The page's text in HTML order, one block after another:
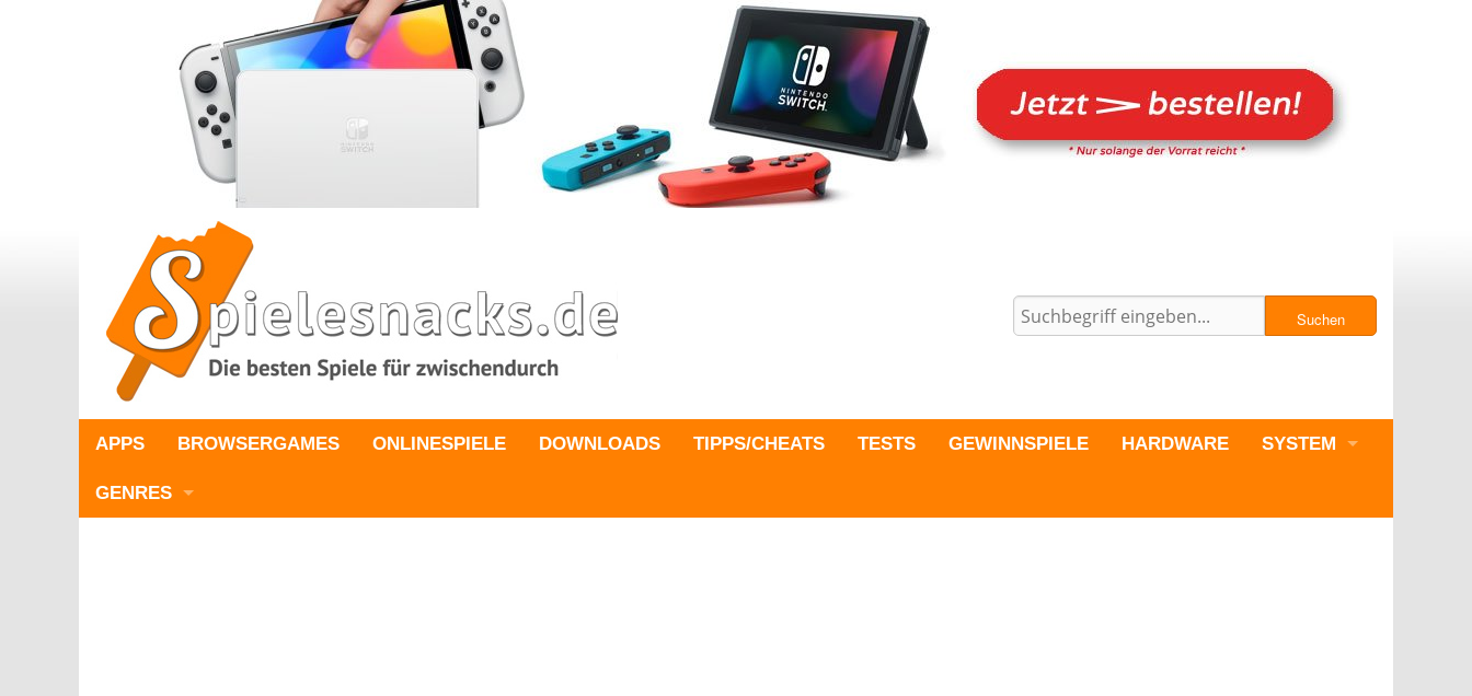
Suchen
APPS BROWSERGAMES ONLINESPIELE DOWNLOADS TIPPS/CHEATS TESTS GEWINNSPIELE HARDWARE SYSTEM
GENRES